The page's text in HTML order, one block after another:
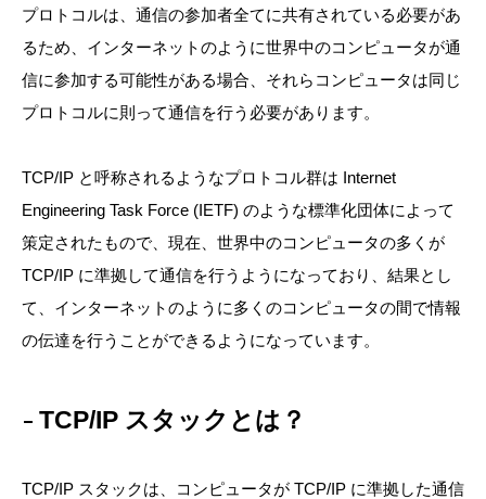
プロトコルは、通信の参加者全てに共有されている必要があ
るため、インターネットのように世界中のコンピュータが通
信に参加する可能性がある場合、それらコンピュータは同じ
プロトコルに則って通信を行う必要があります。
TCP/IP と呼称されるようなプロトコル群は Internet
Engineering Task Force (IETF) のような標準化団体によって
策定されたもので、現在、世界中のコンピュータの多くが
TCP/IP に準拠して通信を行うようになっており、結果とし
て、インターネットのように多くのコンピュータの間で情報
の伝達を行うことができるようになっています。
TCP/IP スタックとは？
TCP/IP スタックは、コンピュータが TCP/IP に準拠した通信